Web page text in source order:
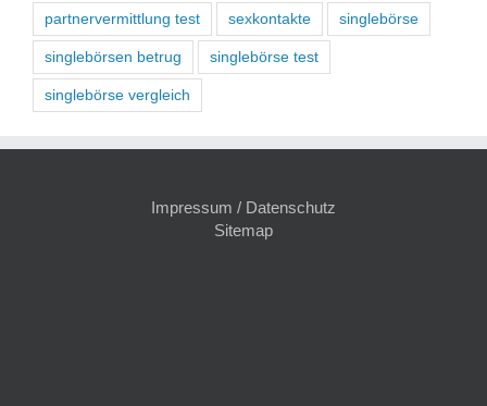
partnervermittlung test sexkontakte singlebörse
singlebörsen betrug singlebörse test
singlebörse vergleich
Impressum / Datenschutz
Sitemap